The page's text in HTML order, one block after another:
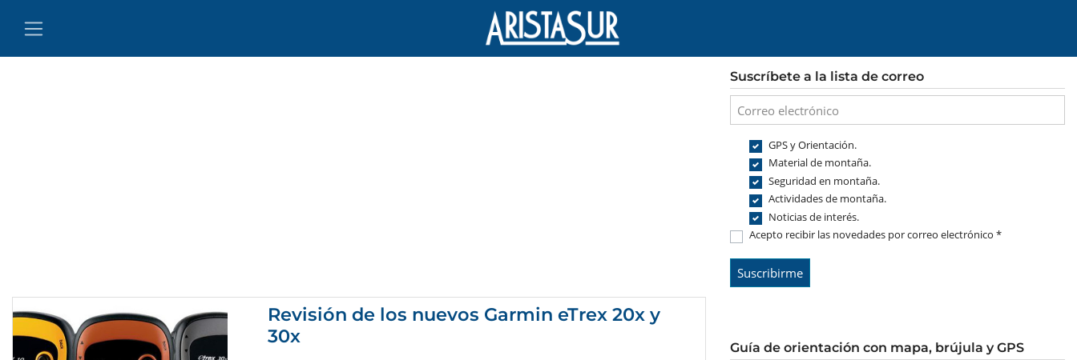
Revisión de los nuevos Garmin eTrex 20x y
30x
Suscríbete a la lista de correo
GPS y Orientación.
Material de montaña.
Seguridad en montaña.
Actividades de montaña.
Noticias de interés.
Acepto recibir las novedades por correo electrónico *
Guía de orientación con mapa, brújula y GPS